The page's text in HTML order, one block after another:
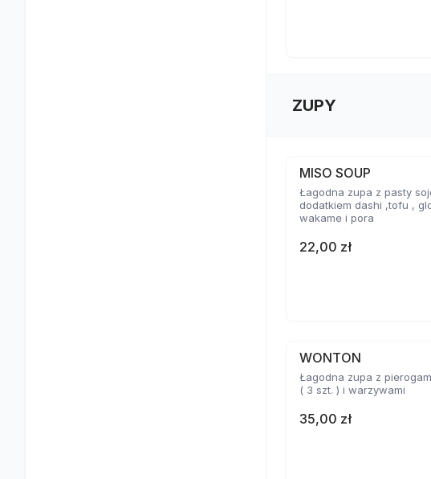
ZUPY
MISO SOUP
Łagodna zupa z pasty
dodatkiem dashi ,tofu ,
wakame i pora
22,00 zł
WONTON
Łagodna zupa z
( 3 szt. ) i warzywami
35,00 zł